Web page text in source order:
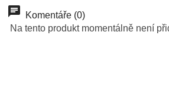
Výprodej
Komentáře (0)
Na tento produkt momentálně není